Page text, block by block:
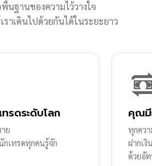
นฐานของความไว้วางใจ
ราเดินไปด้วยกันได้ในระยะยาว
รดระดับโลก
ย
เทรดทุกคนรู้จัก
คุณมี
ทุกควา
ฝากเงิ
ด้วยอั